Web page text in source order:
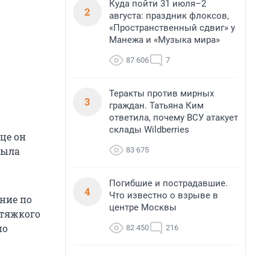
он
по
2
Куда пойти 31 июля–2
августа: праздник флоксов,
«Пространственный сдвиг» у
Манежа и «Музыка мира»
87 606 7
3
Теракты против мирных
граждан. Татьяна Ким
ответила, почему ВСУ атакует
склады Wildberries
83 675
4
Погибшие и пострадавшие.
Что известно о взрыве в
центре Москвы
82 450 216